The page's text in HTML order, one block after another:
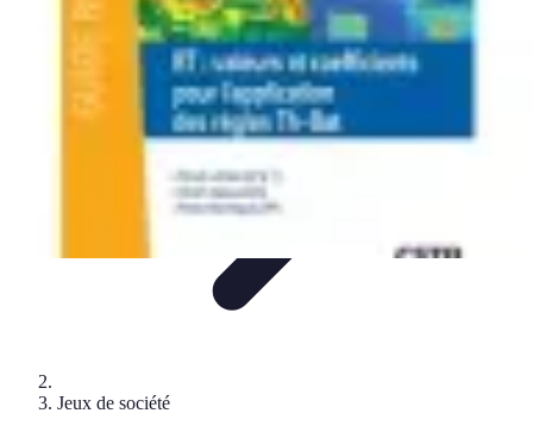
Jeux de société